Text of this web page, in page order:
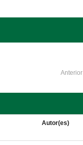
Anterior
Autor(es)